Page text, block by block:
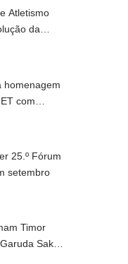
Atletismo
da
homenagem
com
25.º Fórum
setembro
Timor
Sakti